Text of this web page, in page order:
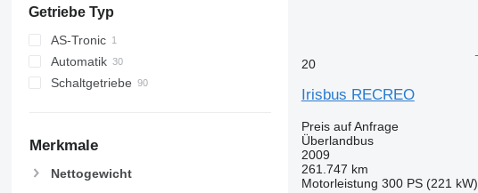
Getriebe Typ
AS-Tronic
Automatik
Schaltgetriebe
Merkmale
Nettogewicht
20
Irisbus RECREO
Preis auf Anfrage
Überlandbus
2009
261.747 km
Motorleistung 300 PS (221 kW)